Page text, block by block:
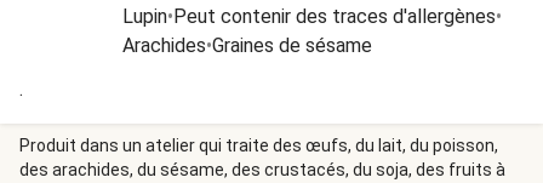
Lupin•Peut contenir des traces d'allergènes•
Arachides•Graines de sésame
.
Produit dans un atelier qui traite des œufs, du lait, du poisson,
des arachides, du sésame, des crustacés, du soja, des fruits à